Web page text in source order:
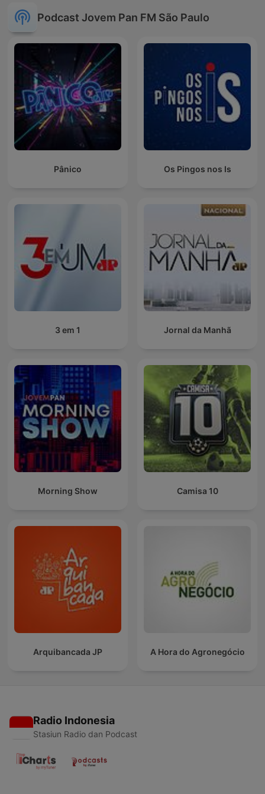
Podcast Jovem Pan FM São Paulo
Pânico Os Pingos nos Is
3 em 1 Jornal da Manhã
Morning Show Camisa 10
Arquibancada JP A Hora do Agronegócio
Radio Indonesia
Stasiun Radio dan Podcast